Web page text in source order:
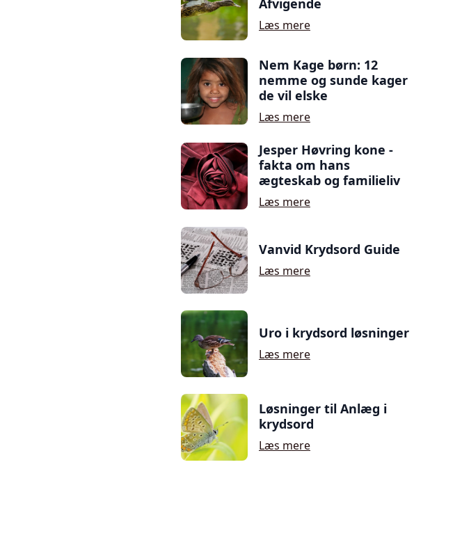
Læs mere
Nem Kage børn: 12
nemme og sunde kager
de vil elske
Læs mere
Jesper Høvring kone -
fakta om hans
ægteskab og familieliv
Læs mere
Vanvid Krydsord Guide
Læs mere
Uro i krydsord løsninger
Læs mere
Løsninger til Anlæg i
krydsord
Læs mere